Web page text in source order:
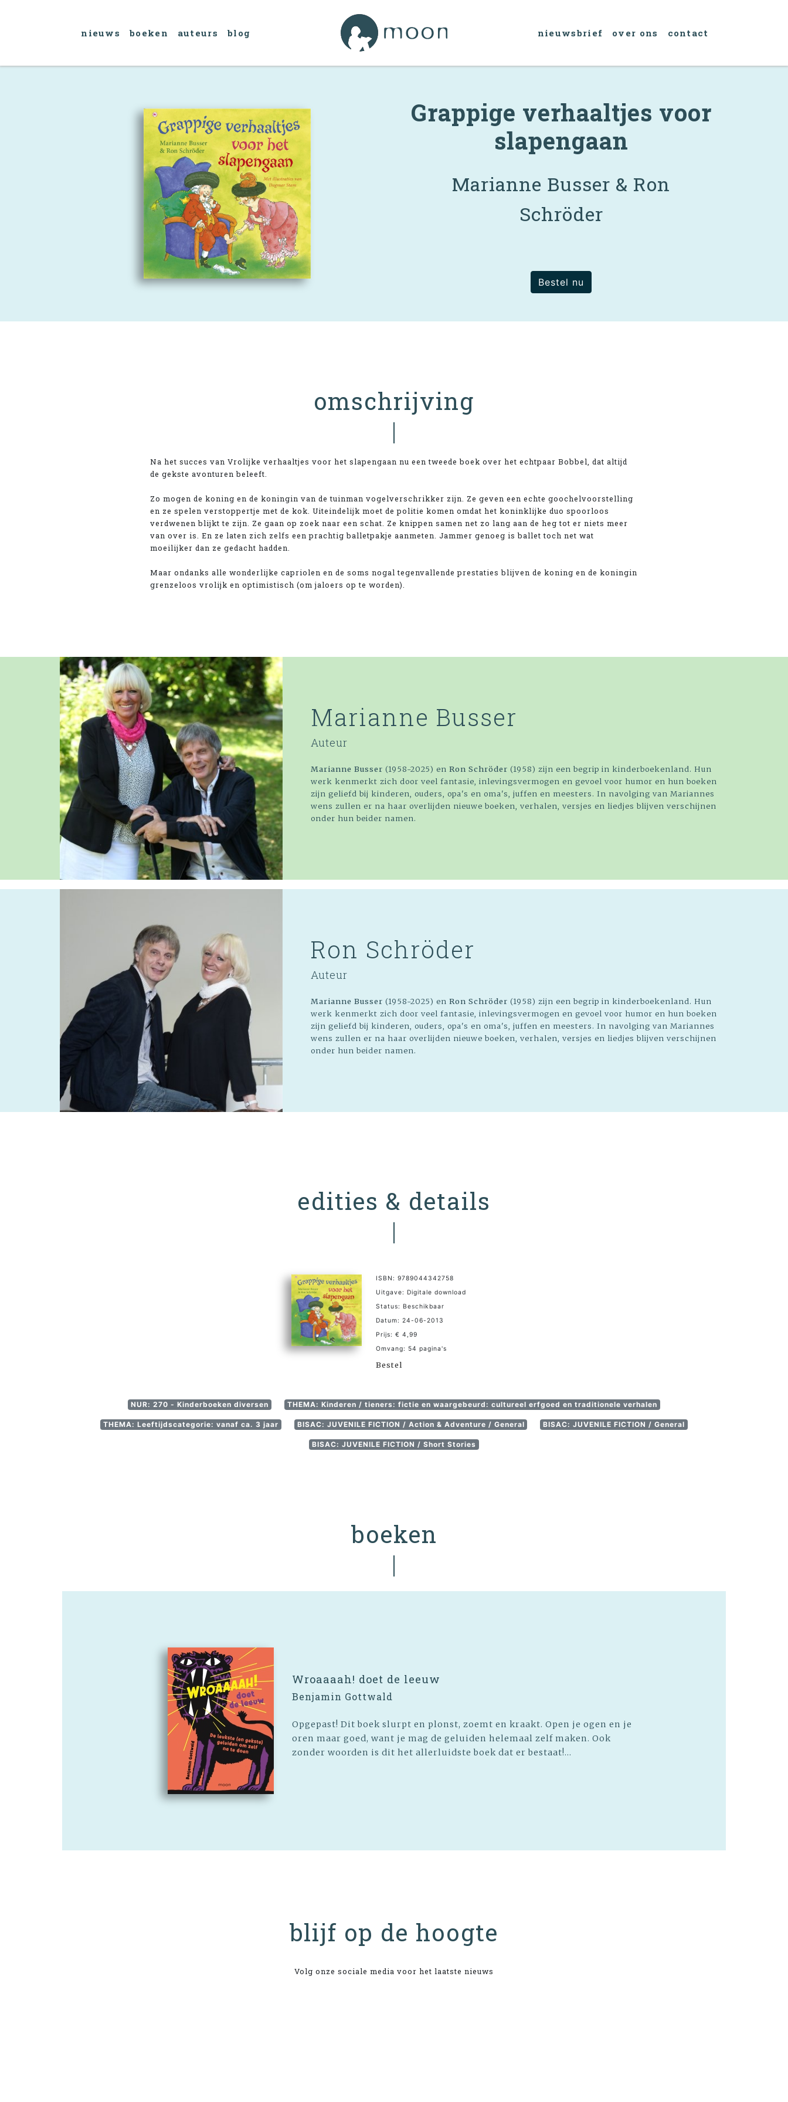
nieuws boeken auteurs blog nieuwsbrief over ons contact
Grappige verhaaltjes voor
slapengaan
Marianne Busser & Ron
Schröder
Bestel nu
omschrijving
Na het succes van Vrolijke verhaaltjes voor het slapengaan nu een tweede boek over het echtpaar Bobbel, dat altijd
de gekste avonturen beleeft.
Zo mogen de koning en de koningin van de tuinman vogelverschrikker zijn. Ze geven een echte goochelvoorstelling
en ze spelen verstoppertje met de kok. Uiteindelijk moet de politie komen omdat het koninklijke duo spoorloos
verdwenen blijkt te zijn. Ze gaan op zoek naar een schat. Ze knippen samen net zo lang aan de heg tot er niets meer
van over is. En ze laten zich zelfs een prachtig balletpakje aanmeten. Jammer genoeg is ballet toch net wat
moeilijker dan ze gedacht hadden.
Maar ondanks alle wonderlijke capriolen en de soms nogal tegenvallende prestaties blijven de koning en de koningin
grenzeloos vrolijk en optimistisch (om jaloers op te worden).
Marianne Busser
Auteur
Marianne Busser (1958-2025) en Ron Schröder (1958) zijn een begrip in kinderboekenland. Hun
werk kenmerkt zich door veel fantasie, inlevingsvermogen en gevoel voor humor en hun boeken
zijn geliefd bij kinderen, ouders, opa's en oma's, juffen en meesters. In navolging van Mariannes
wens zullen er na haar overlijden nieuwe boeken, verhalen, versjes en liedjes blijven verschijnen
onder hun beider namen.
Ron Schröder
Auteur
Marianne Busser (1958-2025) en Ron Schröder (1958) zijn een begrip in kinderboekenland. Hun
werk kenmerkt zich door veel fantasie, inlevingsvermogen en gevoel voor humor en hun boeken
zijn geliefd bij kinderen, ouders, opa's en oma's, juffen en meesters. In navolging van Mariannes
wens zullen er na haar overlijden nieuwe boeken, verhalen, versjes en liedjes blijven verschijnen
onder hun beider namen.
edities & details
ISBN: 9789044342758
Uitgave: Digitale download
Status: Beschikbaar
Datum: 24-06-2013
Prijs: € 4,99
Omvang: 54 pagina's
Bestel
NUR: 270 - Kinderboeken diversen THEMA: Kinderen / tieners: fictie en waargebeurd: cultureel erfgoed en traditionele verhalen
THEMA: Leeftijdscategorie: vanaf ca. 3 jaar BISAC: JUVENILE FICTION / Action & Adventure / General BISAC: JUVENILE FICTION / General
BISAC: JUVENILE FICTION / Short Stories
boeken
Wroaaaah! doet de leeuw
Benjamin Gottwald
Opgepast! Dit boek slurpt en plonst, zoemt en kraakt. Open je ogen en je
oren maar goed, want je mag de geluiden helemaal zelf maken. Ook
zonder woorden is dit het allerluidste boek dat er bestaat!...
blijf op de hoogte
Volg onze sociale media voor het laatste nieuws